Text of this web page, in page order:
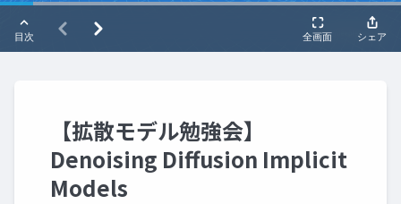
【拡散モデル勉強会】
Denoising Diffusion Implicit
Models